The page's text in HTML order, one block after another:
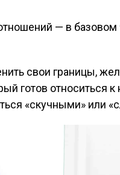
— в базовом
свои границы,
готов относиться
«скучными» или